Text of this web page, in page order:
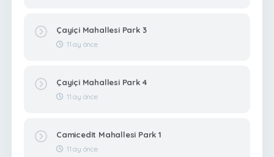
Çayiçi Mahallesi Park 3
11 ay önce
Çayiçi Mahallesi Park 4
11 ay önce
Camicedit Mahallesi Park 1
11 ay önce